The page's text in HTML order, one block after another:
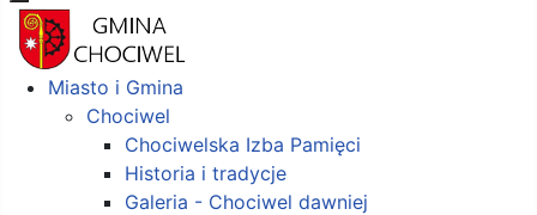
Miasto i Gmina
Chociwel
Chociwelska Izba Pamięci
Historia i tradycje
Galeria - Chociwel dawniej